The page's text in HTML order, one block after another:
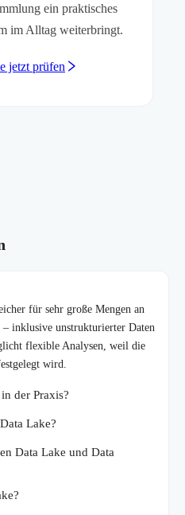
ein praktisches
im Alltag weiterbringt.
jetzt prüfen
für sehr große Mengen an
inklusive unstrukturierter Daten
flexible Analysen, weil die
wird.
der Praxis?
Lake?
Data Lake und Data